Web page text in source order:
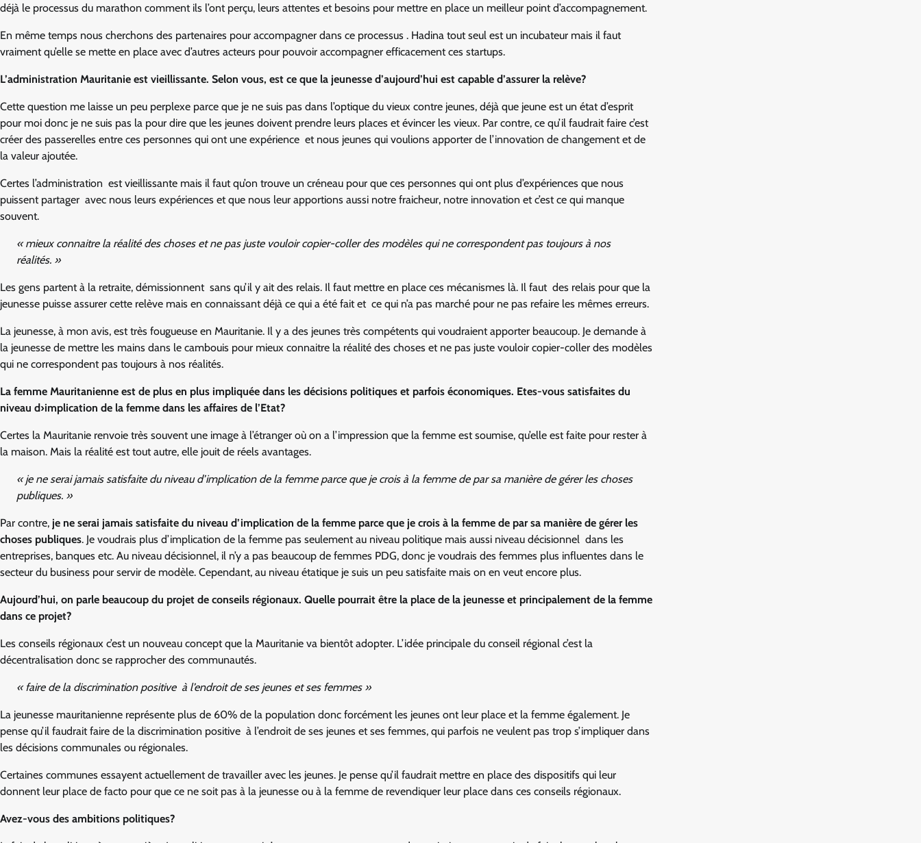
déjà le processus du marathon comment ils l’ont perçu, leurs attentes et besoins pour mettre en place un meilleur point d’accompagnement.
En même temps nous cherchons des partenaires pour accompagner dans ce processus . Hadina tout seul est un incubateur mais il faut
vraiment qu’elle se mette en place avec d’autres acteurs pour pouvoir accompagner efficacement ces startups.
L’administration Mauritanie est vieillissante. Selon vous, est ce que la jeunesse d’aujourd’hui est capable d’assurer la relève?
Cette question me laisse un peu perplexe parce que je ne suis pas dans l’optique du vieux contre jeunes, déjà que jeune est un état d’esprit
pour moi donc je ne suis pas la pour dire que les jeunes doivent prendre leurs places et évincer les vieux. Par contre, ce qu’il faudrait faire c’est
créer des passerelles entre ces personnes qui ont une expérience et nous jeunes qui voulions apporter de l’innovation de changement et de
la valeur ajoutée.
Certes l’administration est vieillissante mais il faut qu’on trouve un créneau pour que ces personnes qui ont plus d’expériences que nous
puissent partager avec nous leurs expériences et que nous leur apportions aussi notre fraicheur, notre innovation et c’est ce qui manque
souvent.
« mieux connaitre la réalité des choses et ne pas juste vouloir copier-coller des modèles qui ne correspondent pas toujours à nos
réalités. »
Les gens partent à la retraite, démissionnent sans qu’il y ait des relais. Il faut mettre en place ces mécanismes là. Il faut des relais pour que la
jeunesse puisse assurer cette relève mais en connaissant déjà ce qui a été fait et ce qui n’a pas marché pour ne pas refaire les mêmes erreurs.
La jeunesse, à mon avis, est très fougueuse en Mauritanie. Il y a des jeunes très compétents qui voudraient apporter beaucoup. Je demande à
la jeunesse de mettre les mains dans le cambouis pour mieux connaitre la réalité des choses et ne pas juste vouloir copier-coller des modèles
qui ne correspondent pas toujours à nos réalités.
La femme Mauritanienne est de plus en plus impliquée dans les décisions politiques et parfois économiques. Etes-vous satisfaites du
niveau d›implication de la femme dans les affaires de l’Etat?
Certes la Mauritanie renvoie très souvent une image à l’étranger où on a l’impression que la femme est soumise, qu’elle est faite pour rester à
la maison. Mais la réalité est tout autre, elle jouit de réels avantages.
« je ne serai jamais satisfaite du niveau d’implication de la femme parce que je crois à la femme de par sa manière de gérer les choses
publiques. »
Par contre, je ne serai jamais satisfaite du niveau d’implication de la femme parce que je crois à la femme de par sa manière de gérer les
choses publiques. Je voudrais plus d’implication de la femme pas seulement au niveau politique mais aussi niveau décisionnel dans les
entreprises, banques etc. Au niveau décisionnel, il n’y a pas beaucoup de femmes PDG, donc je voudrais des femmes plus influentes dans le
secteur du business pour servir de modèle. Cependant, au niveau étatique je suis un peu satisfaite mais on en veut encore plus.
Aujourd’hui, on parle beaucoup du projet de conseils régionaux. Quelle pourrait être la place de la jeunesse et principalement de la femme
dans ce projet?
Les conseils régionaux c’est un nouveau concept que la Mauritanie va bientôt adopter. L’idée principale du conseil régional c’est la
décentralisation donc se rapprocher des communautés.
« faire de la discrimination positive à l’endroit de ses jeunes et ses femmes »
La jeunesse mauritanienne représente plus de 60% de la population donc forcément les jeunes ont leur place et la femme également. Je
pense qu’il faudrait faire de la discrimination positive à l’endroit de ses jeunes et ses femmes, qui parfois ne veulent pas trop s’impliquer dans
les décisions communales ou régionales.
Certaines communes essayent actuellement de travailler avec les jeunes. Je pense qu’il faudrait mettre en place des dispositifs qui leur
donnent leur place de facto pour que ce ne soit pas à la jeunesse ou à la femme de revendiquer leur place dans ces conseils régionaux.
Avez-vous des ambitions politiques?